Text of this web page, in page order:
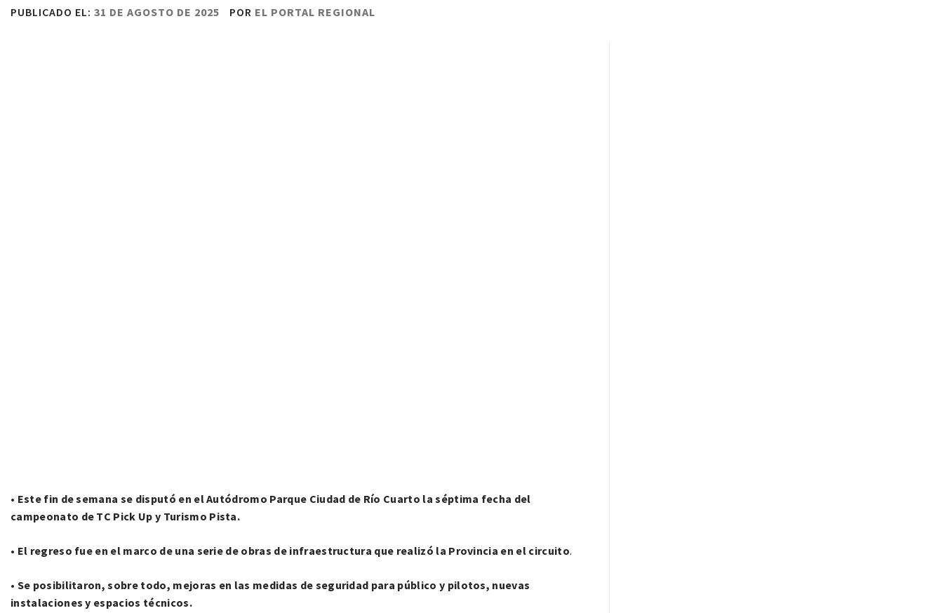
PUBLICADO EL: 31 DE AGOSTO DE 2025 POR EL PORTAL REGIONAL
• Este fin de semana se disputó en el Autódromo Parque Ciudad de Río Cuarto la séptima fecha del
campeonato de TC Pick Up y Turismo Pista.
• El regreso fue en el marco de una serie de obras de infraestructura que realizó la Provincia en el circuito.
• Se posibilitaron, sobre todo, mejoras en las medidas de seguridad para público y pilotos, nuevas
instalaciones y espacios técnicos.